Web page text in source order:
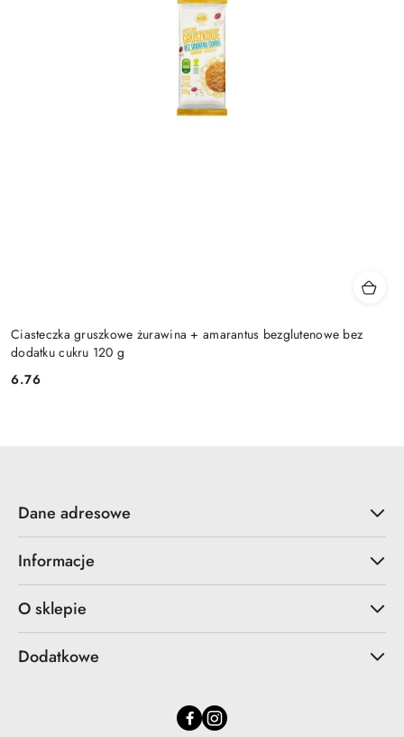
Ciasteczka gruszkowe żurawina + amarantus bezglutenowe bez
dodatku cukru 120 g
Cena:
6.76
Dane adresowe
Informacje
O sklepie
Dodatkowe